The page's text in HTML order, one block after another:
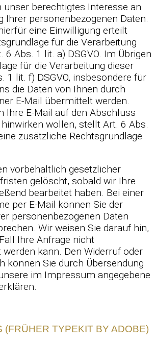
unser berechtigtes Interesse an
Ihrer personenbezogenen Daten.
eine Einwilligung erteilt
für die Verarbeitung
6 Abs. 1 lit. a) DSGVO. Im Übrigen
für die Verarbeitung dieser
1 lit. f) DSGVO, insbesondere für
die Daten von Ihnen durch
E-Mail übermittelt werden.
Ihre E-Mail auf den Abschluss
wollen, stellt Art. 6 Abs.
zusätzliche Rechtsgrundlage
vorbehaltlich gesetzlicher
gelöscht, sobald wir Ihre
bearbeitet haben. Bei einer
per E-Mail können Sie der
personenbezogenen Daten
Wir weisen Sie darauf hin,
Ihre Anfrage nicht
kann. Den Widerruf oder
können Sie durch Übersendung
im Impressum angegebene
(FRÜHER TYPEKIT BY ADOBE)